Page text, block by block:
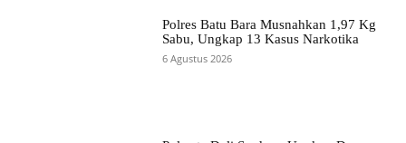
Polres Batu Bara Musnahkan 1,97 Kg
Sabu, Ungkap 13 Kasus Narkotika
6 Agustus 2026